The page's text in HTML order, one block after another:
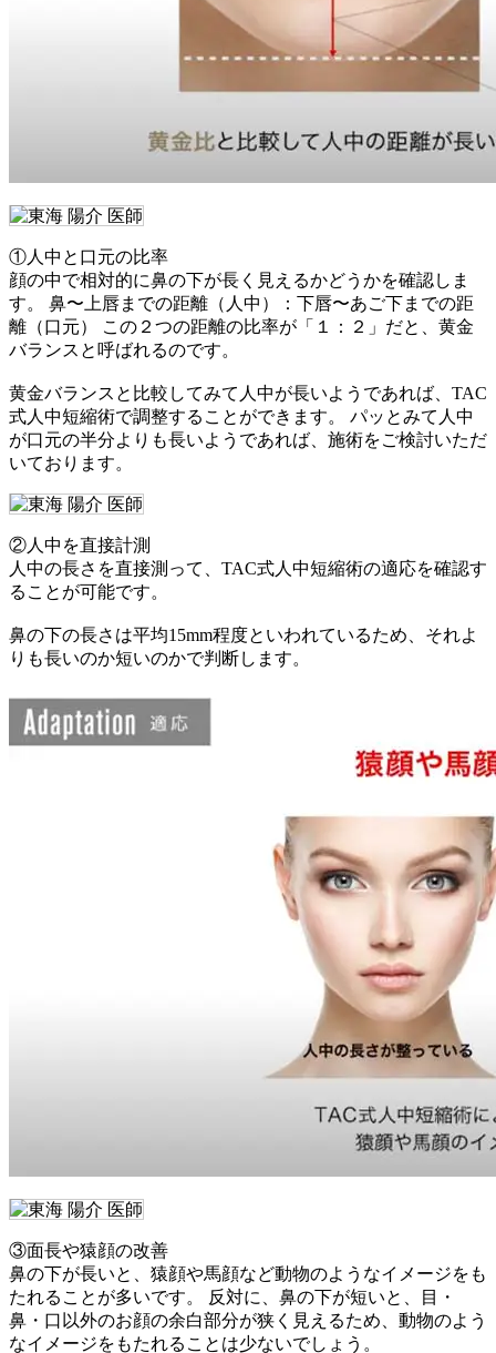
①人中と口元の比率
顔の中で相対的に鼻の下が長く見えるかどうかを確認しま
す。 鼻〜上唇までの距離（人中）：下唇〜あご下までの距
離（口元） この２つの距離の比率が「１：２」だと、黄金
バランスと呼ばれるのです。
黄金バランスと比較してみて人中が長いようであれば、TAC
式人中短縮術で調整することができます。 パッとみて人中
が口元の半分よりも長いようであれば、施術をご検討いただ
いております。
②人中を直接計測
人中の長さを直接測って、TAC式人中短縮術の適応を確認す
ることが可能です。
鼻の下の長さは平均15mm程度といわれているため、それよ
りも長いのか短いのかで判断します。
③面長や猿顔の改善
鼻の下が長いと、猿顔や馬顔など動物のようなイメージをも
たれることが多いです。 反対に、鼻の下が短いと、目・
鼻・口以外のお顔の余白部分が狭く見えるため、動物のよう
なイメージをもたれることは少ないでしょう。